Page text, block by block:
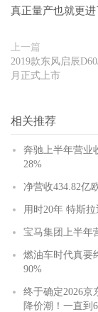
真正量产也就更进
上一篇
2019款东风启辰
月正式上市
相关推荐
奔驰上半年营业
28%
净营收434.82亿
用时20年 特斯
宝马集团上半年
燃油车时代真要
90%
终于确定2026京
降价潮！一直到